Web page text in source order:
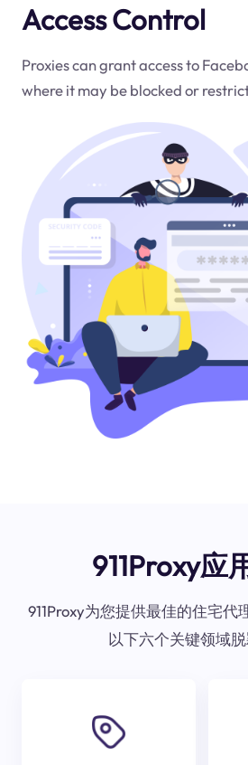
Access Control
Proxies can grant access to
where it may be blocked or
911Proxy应
911Proxy为您提供最佳的住宅代
以下六个关键领域